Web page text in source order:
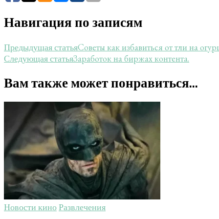
Навигация по записям
Предыдущая статьяСоветы как избавиться от тли на
Следующая статьяЗаработок на биржах контента.
Вам также может понравиться...
Новости киноРазвлечения